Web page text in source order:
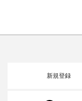
新規登録